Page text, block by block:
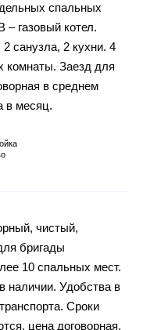
спальных
– газовый котел.
санузла, 2 кухни. 4
комнаты. Заезд для
в среднем
в месяц.
чистый,
бригады
10 спальных мест.
наличии. Удобства в
Сроки
цена договорная,